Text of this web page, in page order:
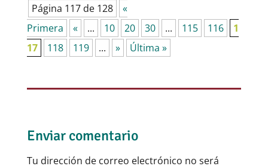
Página 117 de 128
«
Primera
« ... 10 20 30 ... 115 116
1
17
118 119 ... » Última »
Enviar comentario
Tu dirección de correo electrónico no será